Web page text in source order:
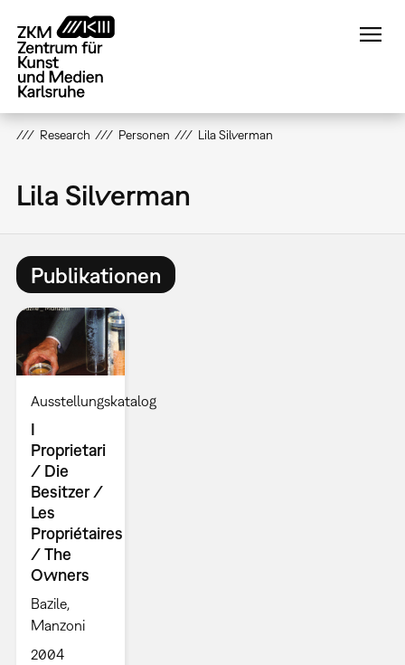
zum
Inhalt
Research Personen Lila Silverman
Lila Silverman
Publikationen
Ausstellungskatalog
I
Proprietari
/ Die
Besitzer /
Les
Propriétaires
/ The
Owners
Bazile,
Manzoni
2004